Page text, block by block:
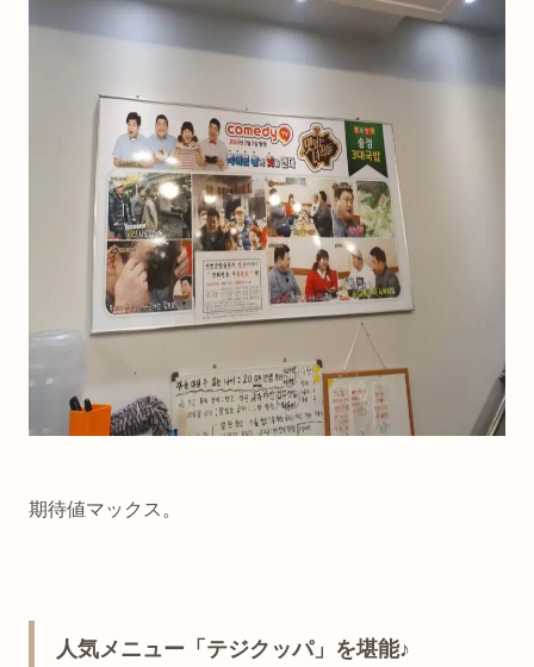
期待値マックス。
人気メニュー「テジクッパ」を堪能♪